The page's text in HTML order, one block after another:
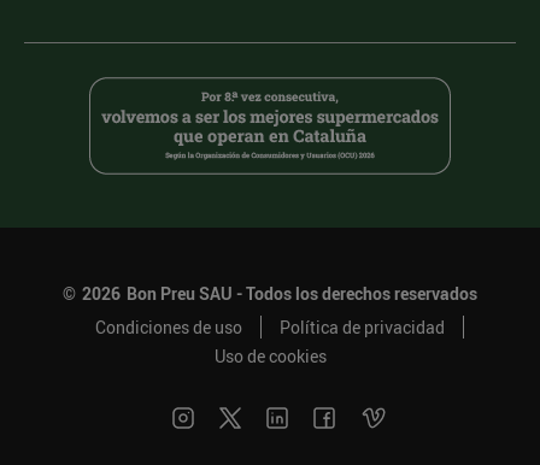
© 2026 Bon Preu SAU - Todos los derechos reservados
Condiciones de uso
Política de privacidad
Uso de cookies